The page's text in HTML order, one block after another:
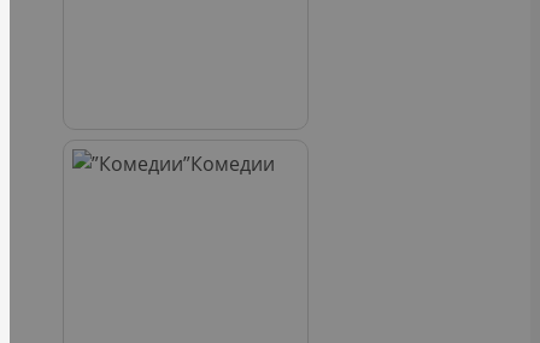
Комедии